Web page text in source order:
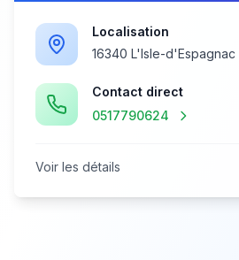
Localisation
16340 L'Isle-d'Espagnac
Contact direct
0517790624
Voir les détails